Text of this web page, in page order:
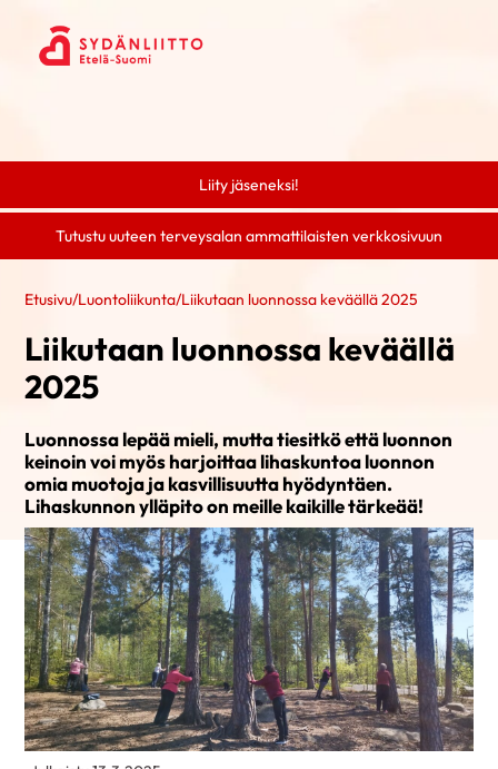
Liity jäseneksi!
Tutustu uuteen terveysalan ammattilaisten verkkosivuun
Etusivu/Luontoliikunta/Liikutaan luonnossa keväällä 2025
Liikutaan luonnossa keväällä
2025
Luonnossa lepää mieli, mutta tiesitkö että luonnon
keinoin voi myös harjoittaa lihaskuntoa luonnon
omia muotoja ja kasvillisuutta hyödyntäen.
Lihaskunnon ylläpito on meille kaikille tärkeää!